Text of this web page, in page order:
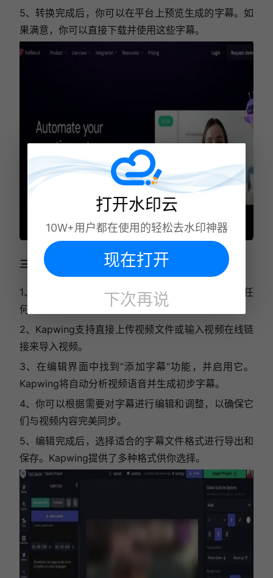
5、转换完成后，你可以在平台上预览生成的字幕。如
果满意，你可以直接下载并使用这些字幕。
三、Kapwing
1、在浏览器中打开Kapwing的官方网站，无需下载任
何软件即可开始使用。
2、Kapwing支持直接上传视频文件或输入视频在线链
接来导入视频。
3、在编辑界面中找到“添加字幕”功能，并启用它。
Kapwing将自动分析视频语音并生成初步字幕。
4、你可以根据需要对字幕进行编辑和调整，以确保它
们与视频内容完美同步。
5、编辑完成后，选择适合的字幕文件格式进行导出和
保存。Kapwing提供了多种格式供你选择。
打开水印云
10W+用户都在使用的轻松去水印神器
现在打开
下次再说